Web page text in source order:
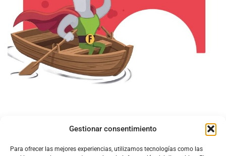
Gestionar consentimiento
Para ofrecer las mejores experiencias, utilizamos tecnologías como las